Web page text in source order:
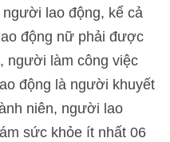
lao động, kể cả
động nữ phải được
người làm công việc
động là người khuyết
niên, người lao
sức khỏe ít nhất 06